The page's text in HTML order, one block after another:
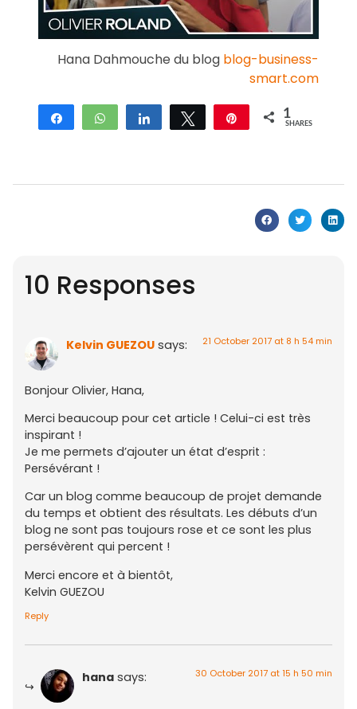
Hana Dahmouche du blog blog-business-
smart.com
Share WhatsApp Share Tweet 1
SHARES
10 Responses
Kelvin GUEZOU says: 21 October 2017 at 8 h 54 min
Bonjour Olivier, Hana,
Merci beaucoup pour cet article ! Celui-ci est très
inspirant !
Je me permets d’ajouter un état d’esprit :
Persévérant !
Car un blog comme beaucoup de projet demande
du temps et obtient des résultats. Les débuts d’un
blog ne sont pas toujours rose et ce sont les plus
persévèrent qui percent !
Merci encore et à bientôt,
Kelvin GUEZOU
Reply
hana says: 30 October 2017 at 15 h 50 min